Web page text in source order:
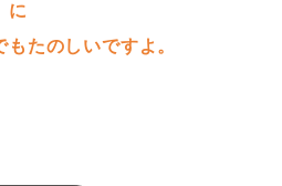
に
たのしいですよ。